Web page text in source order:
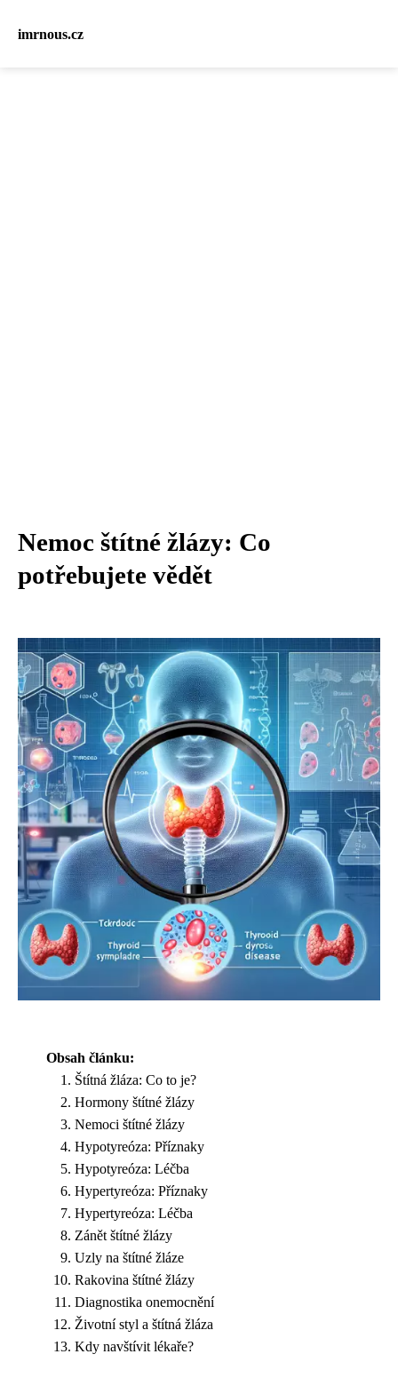
imrnous.cz
Nemoc štítné žlázy: Co
potřebujete vědět
Obsah článku:
Štítná žláza: Co to je?
Hormony štítné žlázy
Nemoci štítné žlázy
Hypotyreóza: Příznaky
Hypotyreóza: Léčba
Hypertyreóza: Příznaky
Hypertyreóza: Léčba
Zánět štítné žlázy
Uzly na štítné žláze
Rakovina štítné žlázy
Diagnostika onemocnění
Životní styl a štítná žláza
Kdy navštívit lékaře?